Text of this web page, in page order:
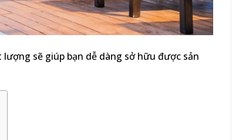
sẽ giúp bạn dễ dàng sở hữu được sản